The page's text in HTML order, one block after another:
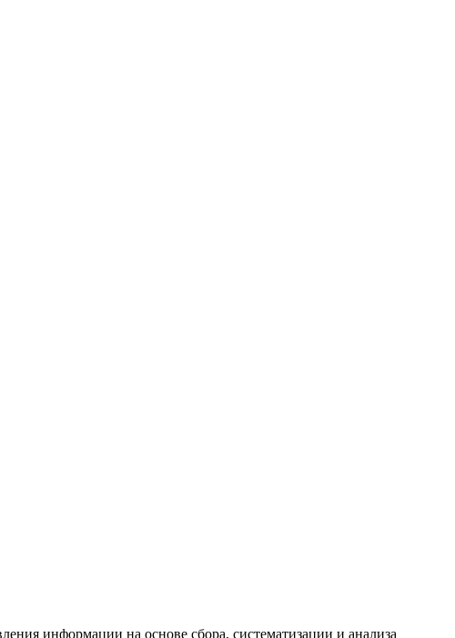
информации на основе сбора, систематизации и анализа